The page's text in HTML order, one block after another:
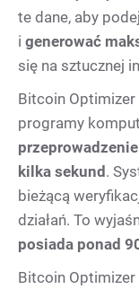
te dane, aby
i generować
się na sztucznej
Bitcoin
programy
kilka sekund .
bieżącą
działań. To
posiada ponad
Bitcoin